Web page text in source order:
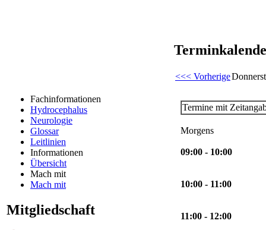
Fachinformationen
Hydrocephalus
Neurologie
Glossar
Leitlinien
Informationen
Übersicht
Mach mit
Mach mit
Mitgliedschaft
<<< Vorherige
Termine mit
Morgens
09:00 - 10:00
10:00 - 11:00
11:00 - 12:00